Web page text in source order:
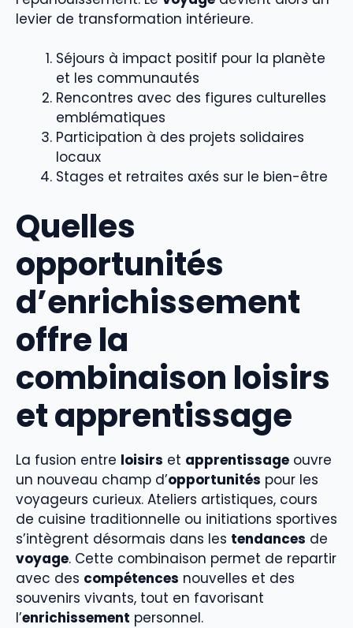
levier de transformation intérieure.
Séjours à impact positif pour la planète
et les communautés
Rencontres avec des figures culturelles
emblématiques
Participation à des projets solidaires
locaux
Stages et retraites axés sur le bien-être
Quelles
opportunités
d’enrichissement
offre la
combinaison loisirs
et apprentissage
La fusion entre loisirs et apprentissage ouvre
un nouveau champ d’opportunités pour les
voyageurs curieux. Ateliers artistiques, cours
de cuisine traditionnelle ou initiations sportives
s’intègrent désormais dans les tendances de
voyage. Cette combinaison permet de repartir
avec des compétences nouvelles et des
souvenirs vivants, tout en favorisant
l’enrichissement personnel.